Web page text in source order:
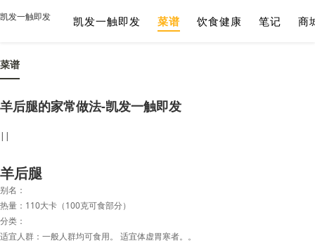
凯发一触即发 凯发一触即发 菜谱 饮食健康 笔记 商
菜谱
羊后腿的家常做法-凯发一触即发
||
羊后腿
别名：
热量：110大卡（100克可食部分）
分类：
适宜人群：一般人群均可食用。 适宜体虚胃寒者。。